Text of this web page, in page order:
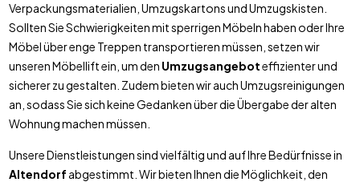
Verpackungsmaterialien, Umzugskartons und Umzugskisten.
Sollten Sie Schwierigkeiten mit sperrigen Möbeln haben oder Ihre
Möbel über enge Treppen transportieren müssen, setzen wir
unseren Möbellift ein, um den Umzugsangeboteffizienter und
sicherer zu gestalten. Zudem bieten wir auch Umzugsreinigungen
an, sodass Sie sich keine Gedanken über die Übergabe der alten
Wohnung machen müssen.
Unsere Dienstleistungen sind vielfältig und auf Ihre Bedürfnisse in
Altendorf abgestimmt. Wir bieten Ihnen die Möglichkeit, den